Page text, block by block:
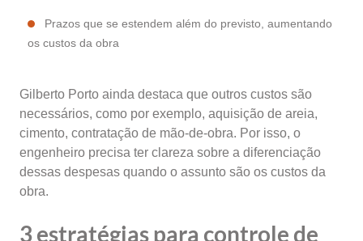
Prazos que se estendem além do previsto, aumentando
os custos da obra
Gilberto Porto ainda destaca que outros custos são
necessários, como por exemplo, aquisição de areia,
cimento, contratação de mão-de-obra. Por isso, o
engenheiro precisa ter clareza sobre a diferenciação
dessas despesas quando o assunto são os custos da
obra.
3 estratégias para controle de